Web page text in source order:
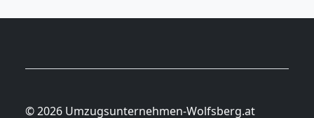
© 2026 Umzugsunternehmen-Wolfsberg.at